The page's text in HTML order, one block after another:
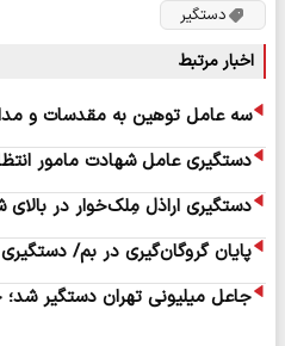
دستگیر
اخبار مرتبط
سه عامل توهین به مقدسات و
دستگیری عامل شهادت مامور
دستگیری اراذل مِلک‌خوار در بالای
پایان گروگان‌گیری در بم/ دستگیری ۶ گروگان
جاعل میلیونی تهران دستگیر